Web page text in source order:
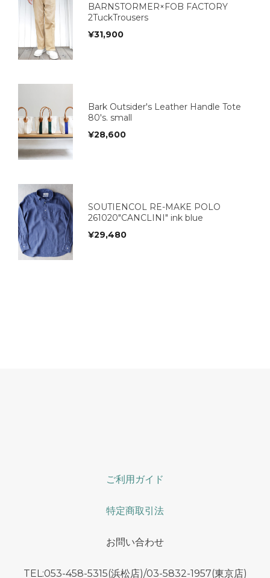
BARNSTORMER×FOB FACTORY
2TuckTrousers
¥31,900
Bark Outsider's Leather Handle Tote
80's. small
¥28,600
SOUTIENCOL RE-MAKE POLO
261020"CANCLINI" ink blue
¥29,480
ご利用ガイド
特定商取引法
お問い合わせ
TEL:053-458-5315(浜松店)/03-5832-1957(東京店)